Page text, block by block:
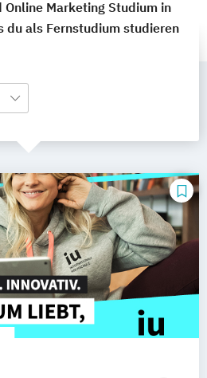
Online Marketing Studium in
du als Fernstudium studieren